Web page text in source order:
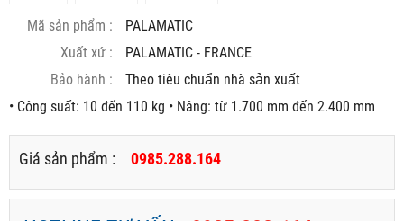
Mã sản phẩm :
PALAMATIC
Xuất xứ :
PALAMATIC - FRANCE
Bảo hành :
Theo tiêu chuẩn nhà sản xuất
• Công suất: 10 đến 110 kg • Nâng: từ 1.700 mm đến 2.400 mm
Giá sản phẩm : 0985.288.164